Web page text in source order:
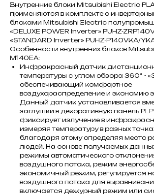
Внутренние блоки Mitsubishi Electric
применяются в комплекте с
блоками Mitsubishi Electric
«DELUXE POWER Inverter» PUHZ-
«STANDARD Inverter» PUHZ-P140VKA/
Особенности внутренних блоков
M140EA:
Инфракрасный датчик
температуры с углом обзора 360° -
обеспечивающий комфортное
воздухораспределение и экономию
Данный датчик устанавливается
заглушки в декоративную панель
фиксирует излучение в
измеряя температуру в разных
благодаря этому определяя место
людей. На основе получаемых
режимы автоматического
воздушного потока, режим
экономичный режим, регулируется
воздушного потока для
включается дежурный режим или